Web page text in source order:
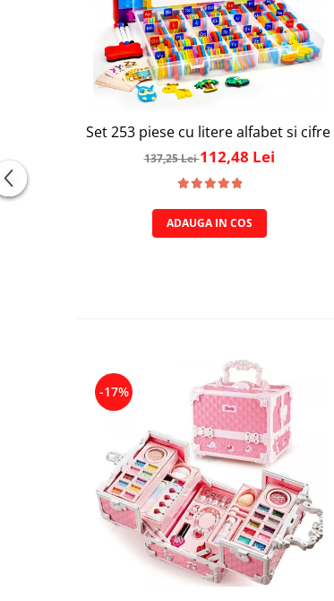
Set 253 piese cu litere alfabet si
137,25 Lei112,48 Lei
ADAUGA IN COS
-17%